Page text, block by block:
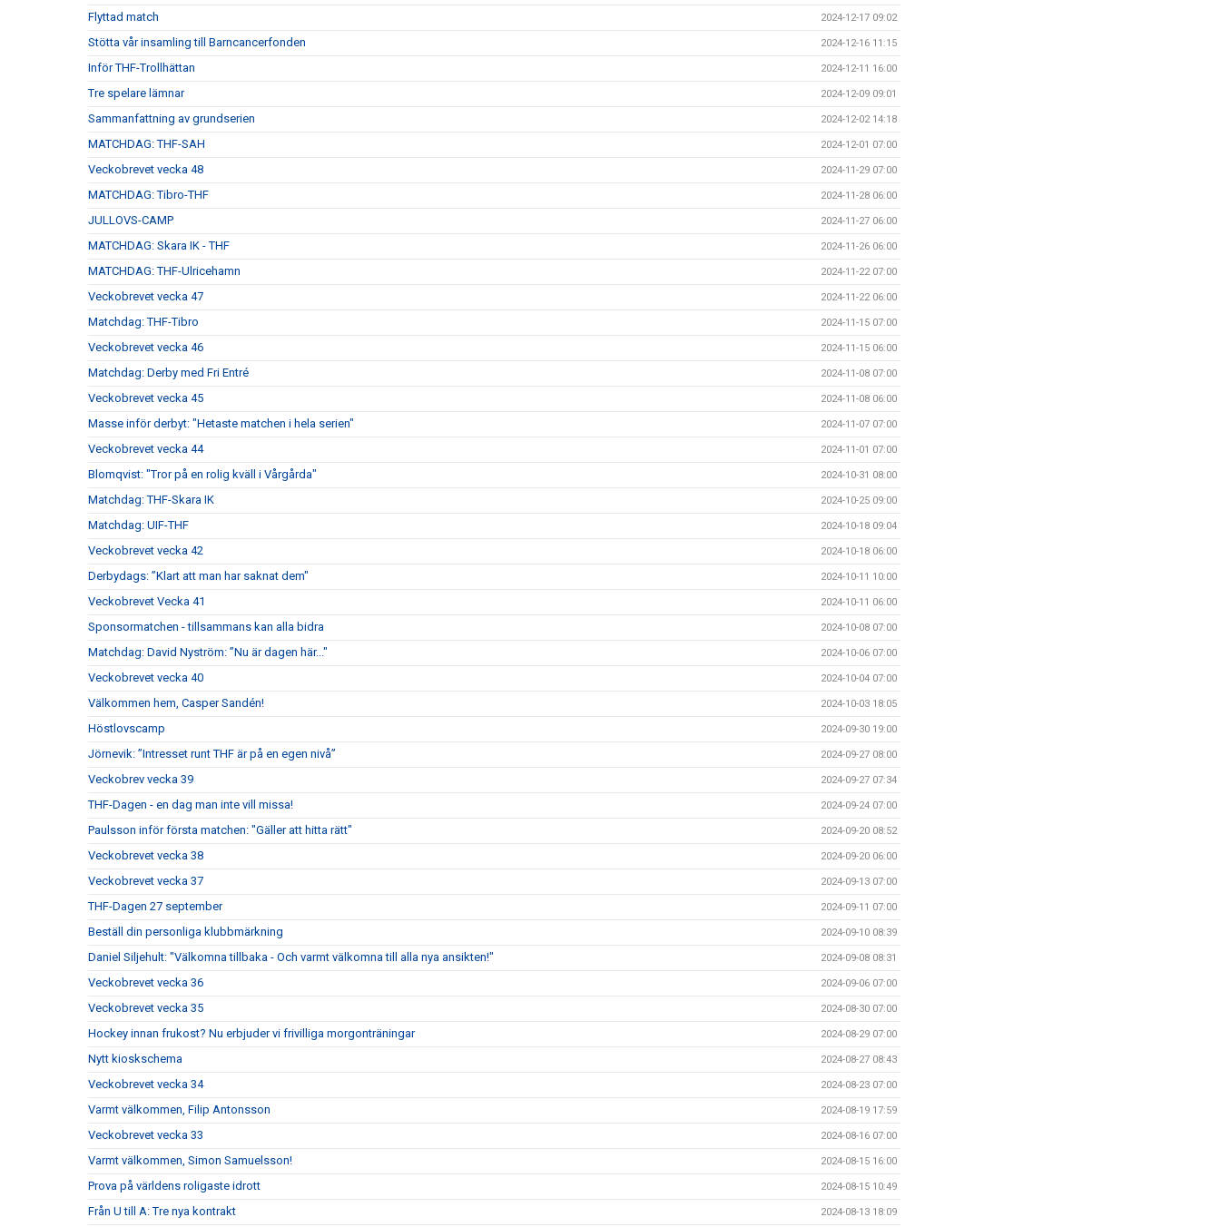
Flyttad match 2024-12-17 09:02
Stötta vår insamling till Barncancerfonden 2024-12-16 11:15
Inför THF-Trollhättan 2024-12-11 16:00
Tre spelare lämnar 2024-12-09 09:01
Sammanfattning av grundserien 2024-12-02 14:18
MATCHDAG: THF-SAH 2024-12-01 07:00
Veckobrevet vecka 48 2024-11-29 07:00
MATCHDAG: Tibro-THF 2024-11-28 06:00
JULLOVS-CAMP 2024-11-27 06:00
MATCHDAG: Skara IK - THF 2024-11-26 06:00
MATCHDAG: THF-Ulricehamn 2024-11-22 07:00
Veckobrevet vecka 47 2024-11-22 06:00
Matchdag: THF-Tibro 2024-11-15 07:00
Veckobrevet vecka 46 2024-11-15 06:00
Matchdag: Derby med Fri Entré 2024-11-08 07:00
Veckobrevet vecka 45 2024-11-08 06:00
Masse inför derbyt: "Hetaste matchen i hela serien" 2024-11-07 07:00
Veckobrevet vecka 44 2024-11-01 07:00
Blomqvist: "Tror på en rolig kväll i Vårgårda" 2024-10-31 08:00
Matchdag: THF-Skara IK 2024-10-25 09:00
Matchdag: UIF-THF 2024-10-18 09:04
Veckobrevet vecka 42 2024-10-18 06:00
Derbydags: ”Klart att man har saknat dem" 2024-10-11 10:00
Veckobrevet Vecka 41 2024-10-11 06:00
Sponsormatchen - tillsammans kan alla bidra 2024-10-08 07:00
Matchdag: David Nyström: ”Nu är dagen här..." 2024-10-06 07:00
Veckobrevet vecka 40 2024-10-04 07:00
Välkommen hem, Casper Sandén! 2024-10-03 18:05
Höstlovscamp 2024-09-30 19:00
Jörnevik: ”Intresset runt THF är på en egen nivå” 2024-09-27 08:00
Veckobrev vecka 39 2024-09-27 07:34
THF-Dagen - en dag man inte vill missa! 2024-09-24 07:00
Paulsson inför första matchen: "Gäller att hitta rätt" 2024-09-20 08:52
Veckobrevet vecka 38 2024-09-20 06:00
Veckobrevet vecka 37 2024-09-13 07:00
THF-Dagen 27 september 2024-09-11 07:00
Beställ din personliga klubbmärkning 2024-09-10 08:39
Daniel Siljehult: "Välkomna tillbaka - Och varmt välkomna till alla nya ansikten!" 2024-09-08 08:31
Veckobrevet vecka 36 2024-09-06 07:00
Veckobrevet vecka 35 2024-08-30 07:00
Hockey innan frukost? Nu erbjuder vi frivilliga morgonträningar 2024-08-29 07:00
Nytt kioskschema 2024-08-27 08:43
Veckobrevet vecka 34 2024-08-23 07:00
Varmt välkommen, Filip Antonsson 2024-08-19 17:59
Veckobrevet vecka 33 2024-08-16 07:00
Varmt välkommen, Simon Samuelsson! 2024-08-15 16:00
Prova på världens roligaste idrott 2024-08-15 10:49
Från U till A: Tre nya kontrakt 2024-08-13 18:09